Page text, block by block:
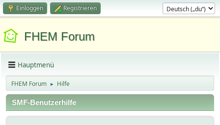
Einloggen Registrieren
FHEM Forum
Hauptmenü
FHEM Forum ► Hilfe
SMF-Benutzerhilfe